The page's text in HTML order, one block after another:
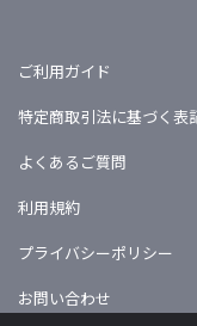
ご利用ガイド
特定商取引法に基づく表
よくあるご質問
利用規約
プライバシーポリシー
お問い合わせ